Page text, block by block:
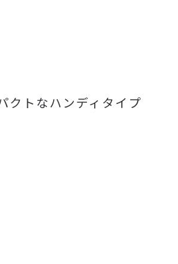
クトなハンディタイプ